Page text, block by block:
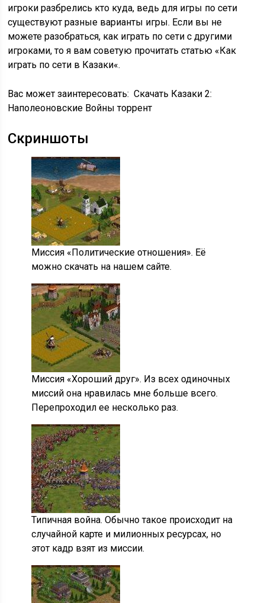
игроки разбрелись кто куда, ведь для игры по сети
существуют разные варианты игры. Если вы не
можете разобраться, как играть по сети с другими
игроками, то я вам советую прочитать статью «Как
играть по сети в Казаки«.
Вас может заинтересовать: Скачать Казаки 2:
Наполеоновские Войны торрент
Скриншоты
Миссия «Политические отношения». Её
можно скачать на нашем сайте.
Миссия «Хороший друг». Из всех одиночных
миссий она нравилась мне больше всего.
Перепроходил ее несколько раз.
Типичная война. Обычно такое происходит на
случайной карте и милионных ресурсах, но
этот кадр взят из миссии.